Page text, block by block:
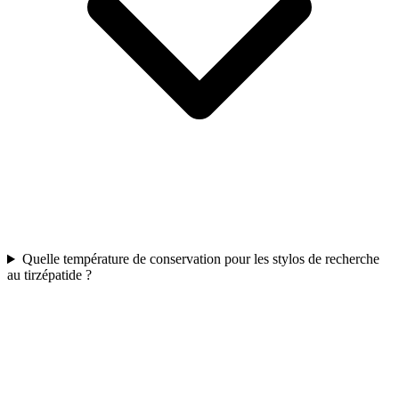
Quelle température de conservation pour les stylos de recherche
au tirzépatide ?